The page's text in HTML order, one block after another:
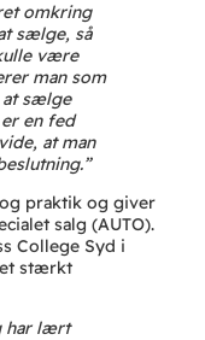
omkring
sælge, så
være
man som
sælge
en fed
at man
praktik og giver
salg (AUTO).
College Syd i
et stærkt
har lært